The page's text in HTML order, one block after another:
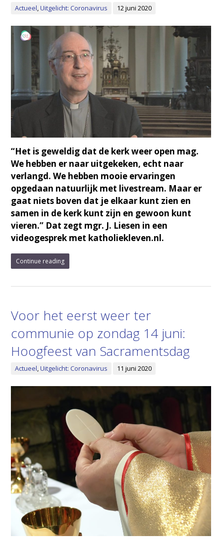
Actueel,Uitgelicht: Coronavirus 12 juni 2020
“Het is geweldig dat de kerk weer open mag.
We hebben er naar uitgekeken, echt naar
verlangd. We hebben mooie ervaringen
opgedaan natuurlijk met livestream. Maar er
gaat niets boven dat je elkaar kunt zien en
samen in de kerk kunt zijn en gewoon kunt
vieren.” Dat zegt mgr. J. Liesen in een
videogesprek met katholiekleven.nl.
Continue reading
Voor het eerst weer ter
communie op zondag 14 juni:
Hoogfeest van Sacramentsdag
Actueel,Uitgelicht: Coronavirus 11 juni 2020